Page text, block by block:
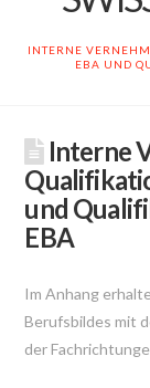
|
INTERNE
EBA UND
Interne
und
EBA
Im Anhang
Berufsbildes mit
der